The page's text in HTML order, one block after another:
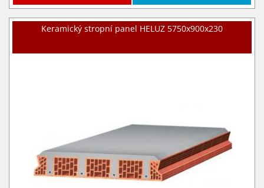
Keramický stropní panel HELUZ 5750x900x230